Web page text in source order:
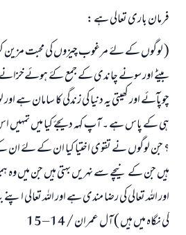
فرمان باری تعالی ہے :
( لوگوں کے لۓ مرغوب چیزوں کی محبت مزین
بیٹے اور سونے چاندی کے جمع کۓ ہوئےخزانے
چوپآئے اور کھیتی یہ دنیا کی زندگی کا سامان ہے اور
ہی کے پاس ہے ۔ آپ کہہ دیجۓ کیا میں تمہیں
؟ جن لوگوں نے تقوی اختیا کیا ان کے لۓ
ہیں جن کے نیچے سے نہریں بہتی ہیں جن میں وہ
اور اللہ تعالی کی رضا مندی ہے اور اللہ تعالی
کی نگاہ میں ہیں ) آل عمران / 14 – 15